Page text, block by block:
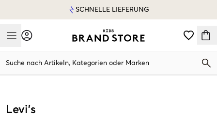
SCHNELLE LIEFERUNG
Mobile Menu
Suche nach Artikeln, Kategorien oder Marken
Levi's